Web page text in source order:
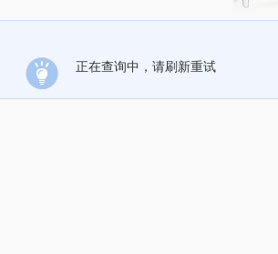
正在查询中，请刷新重试